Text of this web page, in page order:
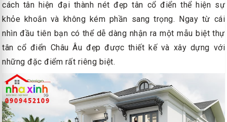
cách tân hiện đại thành nét đẹp tân cổ điển thể hiện sự
khỏe khoắn và không kém phần sang trọng. Ngay từ cái
nhìn đầu tiên bạn có thể dễ dàng nhận ra một mẫu biệt thự
tân cổ điển Châu Âu đẹp được thiết kế và xây dựng với
những đặc điểm rất riêng biệt.